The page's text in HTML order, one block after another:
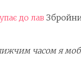
до лав
часом я